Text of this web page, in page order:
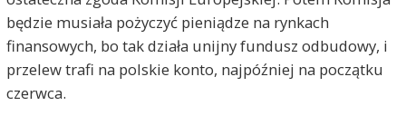
będzie musiała pożyczyć pieniądze na rynkach
finansowych, bo tak działa unijny fundusz odbudowy, i
przelew trafi na polskie konto, najpóźniej na początku
czerwca.